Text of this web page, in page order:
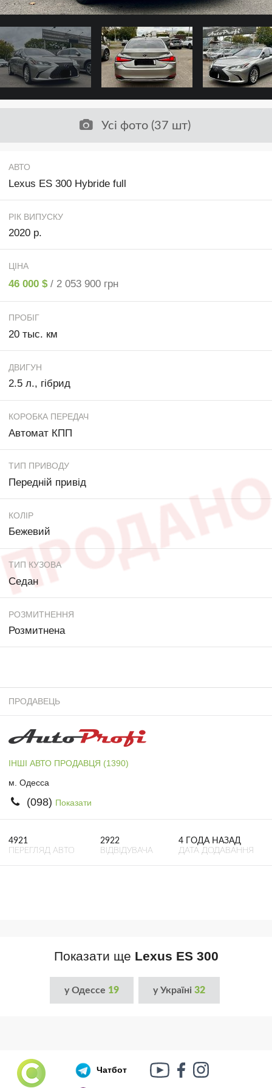
Усі фото (37 шт)
АВТО
Lexus ES 300 Hybride full
РІК ВИПУСКУ
2020 р.
ЦІНА
46 000 $ / 2 053 900 грн
ПРОБІГ
20 тыс. км
ДВИГУН
2.5 л., гібрид
КОРОБКА ПЕРЕДАЧ
Автомат КПП
ТИП ПРИВОДУ
Передній привід
КОЛІР
Бежевий
ТИП КУЗОВА
Седан
РОЗМИТНЕННЯ
Розмитнена
ПРОДАВЕЦЬ
ІНШІ АВТО ПРОДАВЦЯ (1390)
м. Одесса
(098) Показати
4921
ПЕРЕГЛЯД АВТО
2922
ВІДВІДУВАЧА
4 ГОДА НАЗАД
ДАТА ДОДАВАННЯ
Показати ще Lexus ES 300
у Одессе 19 у Україні 32
Чатбот